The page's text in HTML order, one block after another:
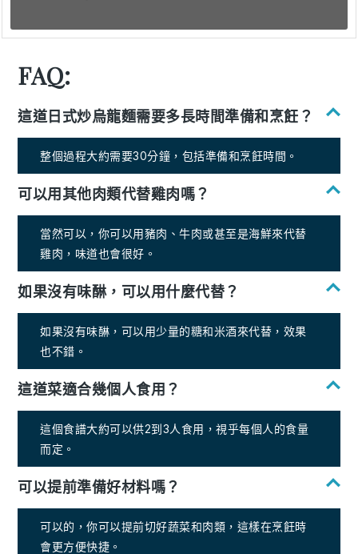
FAQ:
這道日式炒烏龍麵需要多長時間準備和烹飪？
整個過程大約需要30分鐘，包括準備和烹飪時間。
可以用其他肉類代替雞肉嗎？
當然可以，你可以用豬肉、牛肉或甚至是海鮮來代替
雞肉，味道也會很好。
如果沒有味醂，可以用什麼代替？
如果沒有味醂，可以用少量的糖和米酒來代替，效果
也不錯。
這道菜適合幾個人食用？
這個食譜大約可以供2到3人食用，視乎每個人的食量
而定。
可以提前準備好材料嗎？
可以的，你可以提前切好蔬菜和肉類，這樣在烹飪時
會更方便快捷。